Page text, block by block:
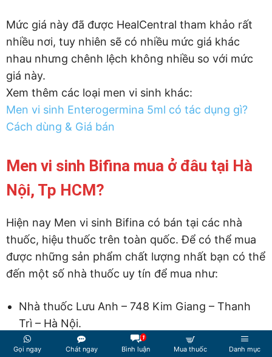
Mức giá này đã được HealCentral tham khảo rất
nhiều nơi, tuy nhiên sẽ có nhiều mức giá khác
nhau nhưng chênh lệch không nhiều so với mức
giá này.
Xem thêm các loại men vi sinh khác:
Men vi sinh Enterogermina 5ml có tác dụng gì?
Cách dùng & Giá bán
Men vi sinh Bifina mua ở đâu tại Hà
Nội, Tp HCM?
Hiện nay Men vi sinh Bifina có bán tại các nhà
thuốc, hiệu thuốc trên toàn quốc. Để có thể mua
được những sản phẩm chất lượng nhất bạn có thể
đến một số nhà thuốc uy tín để mua như:
Nhà thuốc Lưu Anh – 748 Kim Giang – Thanh
Trì – Hà Nội.
Nhà thuốc Ngọc Anh – KDT Kim Văn Kim Lũ, Hà
Gọi ngay Chát ngay
1
Bình luận Mua thuốc Danh mục